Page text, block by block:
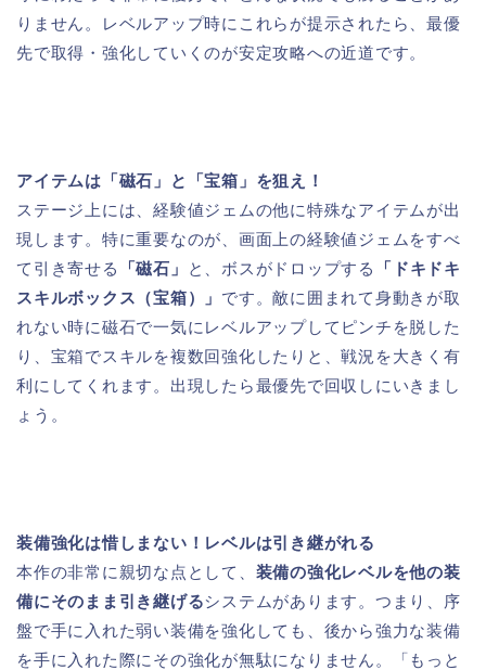
りません。レベルアップ時にこれらが提示されたら、最優
先で取得・強化していくのが安定攻略への近道です。
アイテムは「磁石」と「宝箱」を狙え！
ステージ上には、経験値ジェムの他に特殊なアイテムが出
現します。特に重要なのが、画面上の経験値ジェムをすべ
て引き寄せる
「磁石」 と、ボスがドロップする
「ドキドキ
スキルボックス（宝箱）」 です。敵に囲まれて身動きが取
れない時に磁石で一気にレベルアップしてピンチを脱した
り、宝箱でスキルを複数回強化したりと、戦況を大きく有
利にしてくれます。出現したら最優先で回収しにいきまし
ょう。
装備強化は惜しまない！レベルは引き継がれる
本作の非常に親切な点として、 装備の強化レベルを他の装
備にそのまま引き継げるシステムがあります。つまり、序
盤で手に入れた弱い装備を強化しても、後から強力な装備
を手に入れた際にその強化が無駄になりません。「もっと